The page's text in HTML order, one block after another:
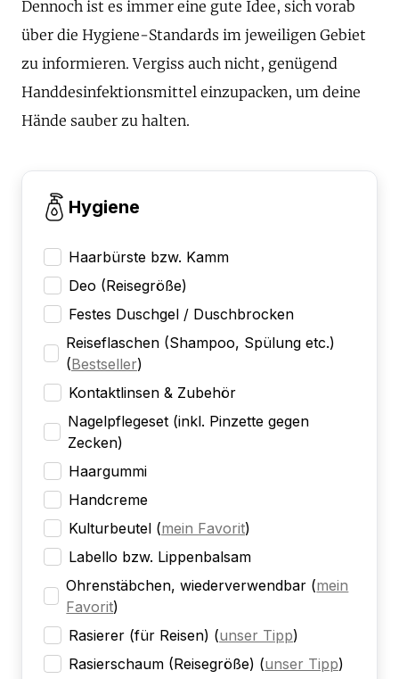
Dennoch ist es immer eine gute Idee, sich vorab
über die Hygiene-Standards im jeweiligen Gebiet
zu informieren. Vergiss auch nicht, genügend
Handdesinfektionsmittel einzupacken, um deine
Hände sauber zu halten.
Hygiene
Haarbürste bzw. Kamm
Deo (Reisegröße)
Festes Duschgel / Duschbrocken
Reiseflaschen (Shampoo, Spülung etc.)
(Bestseller)
Kontaktlinsen & Zubehör
Nagelpflegeset (inkl. Pinzette gegen
Zecken)
Haargummi
Handcreme
Kulturbeutel (mein Favorit)
Labello bzw. Lippenbalsam
Ohrenstäbchen, wiederverwendbar (mein
Favorit)
Rasierer (für Reisen) (unser Tipp)
Rasierschaum (Reisegröße) (unser Tipp)